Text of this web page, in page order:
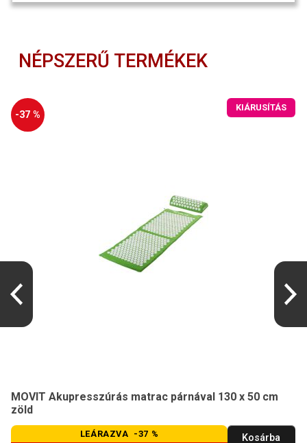
NÉPSZERŰ TERMÉKEK
-37 %
KIÁRUSÍTÁS
MOVIT Akupresszúrás matrac párnával 130 x 50 cm
zöld
LEÁRAZVA -37 % Kosárba